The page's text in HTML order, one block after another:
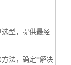
选型，提供最经
方法，确定*解决